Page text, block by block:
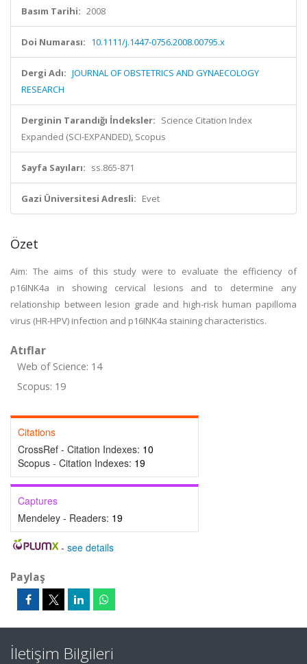
Basım Tarihi: 2008
Doi Numarası: 10.1111/j.1447-0756.2008.00795.x
Dergi Adı: JOURNAL OF OBSTETRICS AND GYNAECOLOGY
RESEARCH
Derginin Tarandığı İndeksler: Science Citation Index
Expanded (SCI-EXPANDED), Scopus
Sayfa Sayıları: ss.865-871
Gazi Üniversitesi Adresli: Evet
Özet
Aim: The aims of this study were to evaluate the efficiency of
p16INK4a in showing cervical lesions and to determine any
relationship between lesion grade and high-risk human papilloma
virus (HR-HPV) infection and p16INK4a staining characteristics.
Atıflar
Web of Science: 14
Scopus: 19
Citations
CrossRef - Citation Indexes: 10
Scopus - Citation Indexes: 19
Captures
Mendeley - Readers: 19
- see details
Paylaş
İletişim Bilgileri